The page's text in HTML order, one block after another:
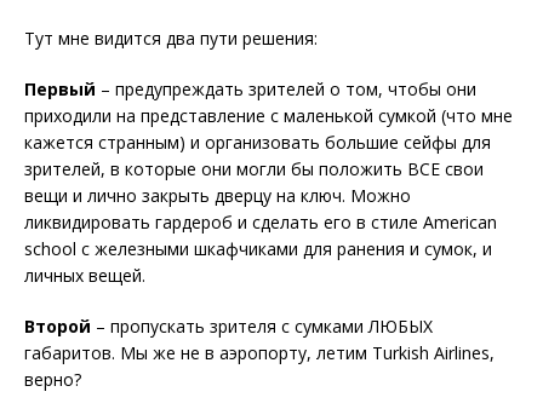
Тут мне видится два пути решения:
Первый – предупреждать зрителей о том, чтобы они
приходили на представление с маленькой сумкой (что мне
кажется странным) и организовать большие сейфы для
зрителей, в которые они могли бы положить ВСЕ свои
вещи и лично закрыть дверцу на ключ. Можно
ликвидировать гардероб и сделать его в стиле American
school с железными шкафчиками для ранения и сумок, и
личных вещей.
Второй – пропускать зрителя с сумками ЛЮБЫХ
габаритов. Мы же не в аэропорту, летим Turkish Airlines,
верно?